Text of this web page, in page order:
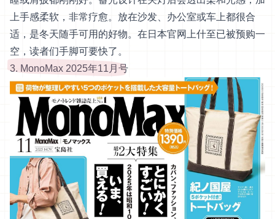
上手感柔软，非常疗愈。放在沙发、办公室或车上都很合
适，是冬天随手可用的好物。在日本官网上什至已被预购一
空，读者们手脚可要快了。
3. MonoMax 2025年11月号